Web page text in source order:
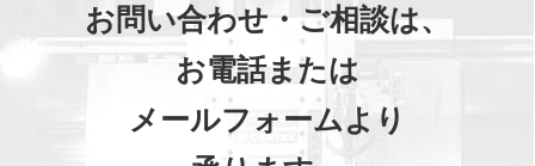
お問い合わせ・ご相談は、
お電話または
メールフォームより